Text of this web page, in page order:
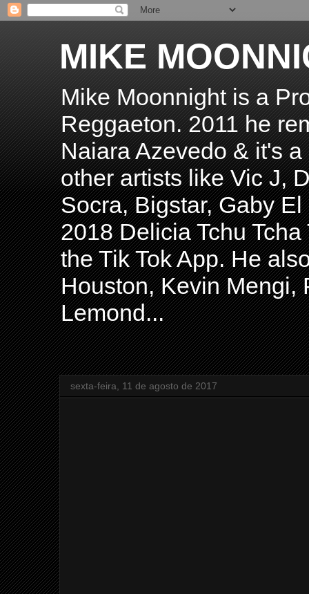
MIKE
Mike Moonnight is a
Reggaeton. 2011 he
Naiara Azevedo & it's
other artists like Vic J,
Socra, Bigstar, Gaby
2018 Delicia Tchu
the Tik Tok App. He
Houston, Kevin Mengi,
Lemond...
sexta-feira, 11 de agosto de 2017